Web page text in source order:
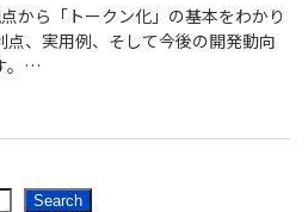
から「トークン化」の基本をわかり
、実用例、そして今後の開発動向
Search